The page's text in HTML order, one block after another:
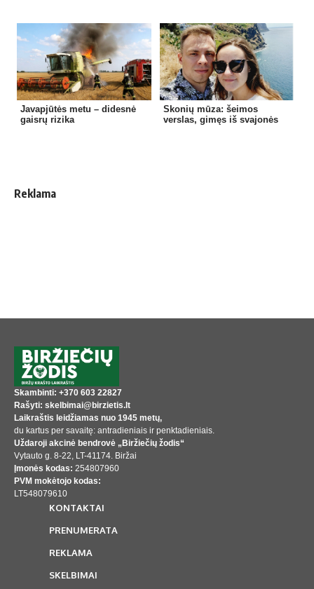
Javapjūtės metu – didesnė
gaisrų rizika
Skonių mūza: šeimos
verslas, gimęs iš svajonės
Reklama
Skambinti: +370 603 22827
Rašyti: skelbimai@birzietis.lt
Laikraštis leidžiamas nuo 1945 metų,
du kartus per savaitę: antradieniais ir penktadieniais.
Uždaroji akcinė bendrovė „Biržiečių žodis“
Vytauto g. 8-22, LT-41174. Biržai
Įmonės kodas: 254807960
PVM mokėtojo kodas:
LT548079610
KONTAKTAI
PRENUMERATA
REKLAMA
SKELBIMAI